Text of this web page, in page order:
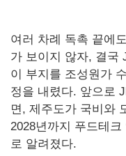
여러 차례 독촉 끝에
가 보이지 않자, 결국
이 부지를 조성원가
정을 내렸다. 앞으로
면, 제주도가 국비와
2028년까지 푸드테
로 알려졌다.